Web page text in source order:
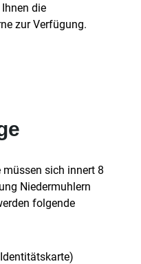
die
zur Verfügung.
sich innert 8
Niedermuhlern
folgende